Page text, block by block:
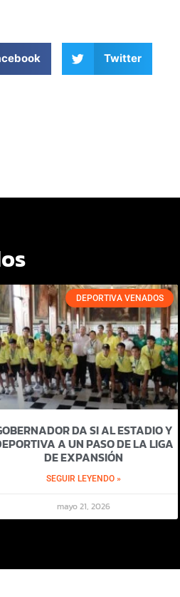
Twitter
DEPORTIVA VENADOS
DA SI AL ESTADIO Y
A UN PASO DE LA LIGA
DE EXPANSIÓN
SEGUIR LEYENDO »
mayo 21, 2026